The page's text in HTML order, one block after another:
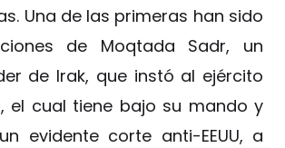
Una de las primeras han sido
de Moqtada Sadr, un
de Irak, que instó al ejército
el cual tiene bajo su mando y
evidente corte anti-EEUU, a